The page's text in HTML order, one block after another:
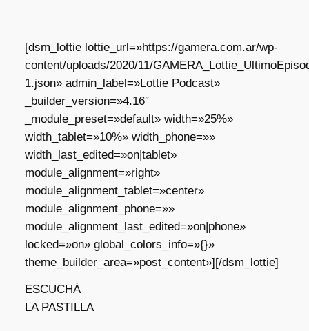
[dsm_lottie lottie_url=»https://gamera.com.ar/wp-
content/uploads/2020/11/
1.json» admin_label=»Lottie Podcast»
_builder_version=»4.16″
_module_preset=»default» width=»25%»
width_tablet=»10%» width_phone=»»
width_last_edited=»on|tablet»
module_alignment=»right»
module_alignment_tablet=»center»
module_alignment_phone=»»
module_alignment_last_edited=»on|phone»
locked=»on» global_colors_info=»{}»
theme_builder_area=»post_content»][/dsm_lottie]
ESCUCHÁ
LA PASTILLA